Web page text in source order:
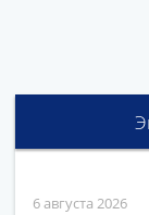
6 августа 2026